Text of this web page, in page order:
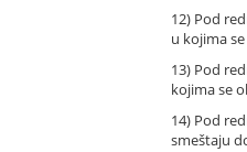
12) Pod
u kojima
13) Pod
kojima se
14) Pod
smeštaju